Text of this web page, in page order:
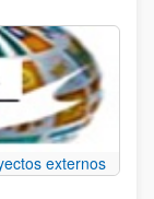
externos